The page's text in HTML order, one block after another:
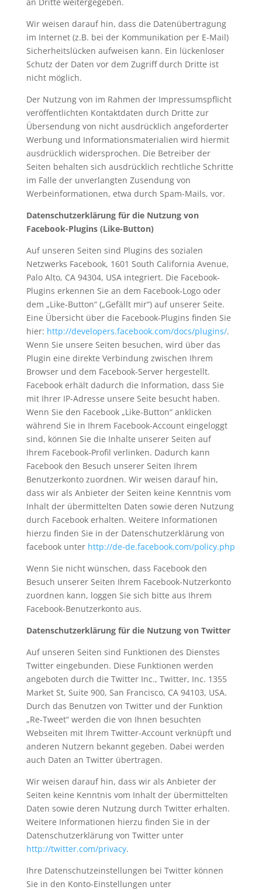
Wir weisen darauf hin, dass die Datenübertragung
im Internet (z.B. bei der Kommunikation per E-Mail)
Sicherheitslücken aufweisen kann. Ein lückenloser
Schutz der Daten vor dem Zugriff durch Dritte ist
nicht möglich.
Der Nutzung von im Rahmen der Impressumspflicht
veröffentlichten Kontaktdaten durch Dritte zur
Übersendung von nicht ausdrücklich angeforderter
Werbung und Informationsmaterialien wird hiermit
ausdrücklich widersprochen. Die Betreiber der
Seiten behalten sich ausdrücklich rechtliche Schritte
im Falle der unverlangten Zusendung von
Werbeinformationen, etwa durch Spam-Mails, vor.
Datenschutzerklärung für die Nutzung von
Facebook-Plugins (Like-Button)
Auf unseren Seiten sind Plugins des sozialen
Netzwerks Facebook, 1601 South California Avenue,
Palo Alto, CA 94304, USA integriert. Die Facebook-
Plugins erkennen Sie an dem Facebook-Logo oder
dem „Like-Button“ („Gefällt mir“) auf unserer Seite.
Eine Übersicht über die Facebook-Plugins finden Sie
hier: http://developers.facebook.com/docs/plugins/.
Wenn Sie unsere Seiten besuchen, wird über das
Plugin eine direkte Verbindung zwischen Ihrem
Browser und dem Facebook-Server hergestellt.
Facebook erhält dadurch die Information, dass Sie
mit Ihrer IP-Adresse unsere Seite besucht haben.
Wenn Sie den Facebook „Like-Button“ anklicken
während Sie in Ihrem Facebook-Account eingeloggt
sind, können Sie die Inhalte unserer Seiten auf
Ihrem Facebook-Profil verlinken. Dadurch kann
Facebook den Besuch unserer Seiten Ihrem
Benutzerkonto zuordnen. Wir weisen darauf hin,
dass wir als Anbieter der Seiten keine Kenntnis vom
Inhalt der übermittelten Daten sowie deren Nutzung
durch Facebook erhalten. Weitere Informationen
hierzu finden Sie in der Datenschutzerklärung von
facebook unter http://de-de.facebook.com/policy.php
Wenn Sie nicht wünschen, dass Facebook den
Besuch unserer Seiten Ihrem Facebook-Nutzerkonto
zuordnen kann, loggen Sie sich bitte aus Ihrem
Facebook-Benutzerkonto aus.
Datenschutzerklärung für die Nutzung von Twitter
Auf unseren Seiten sind Funktionen des Dienstes
Twitter eingebunden. Diese Funktionen werden
angeboten durch die Twitter Inc., Twitter, Inc. 1355
Market St, Suite 900, San Francisco, CA 94103, USA.
Durch das Benutzen von Twitter und der Funktion
„Re-Tweet“ werden die von Ihnen besuchten
Webseiten mit Ihrem Twitter-Account verknüpft und
anderen Nutzern bekannt gegeben. Dabei werden
auch Daten an Twitter übertragen.
Wir weisen darauf hin, dass wir als Anbieter der
Seiten keine Kenntnis vom Inhalt der übermittelten
Daten sowie deren Nutzung durch Twitter erhalten.
Weitere Informationen hierzu finden Sie in der
Datenschutzerklärung von Twitter unter
http://twitter.com/privacy.
Ihre Datenschutzeinstellungen bei Twitter können
Sie in den Konto-Einstellungen unter